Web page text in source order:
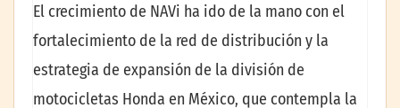
El crecimiento de NAVi ha ido de la mano con el
fortalecimiento de la red de distribución y la
estrategia de expansión de la división de
motocicletas Honda en México, que contempla la